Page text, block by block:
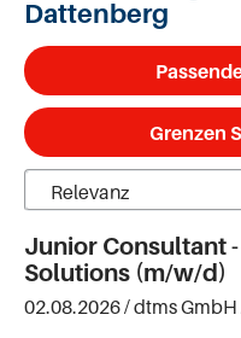
Dattenberg
Grenzen
Junior Consultant
Solutions (m/w/d)
02.08.2026 /dtms GmbH